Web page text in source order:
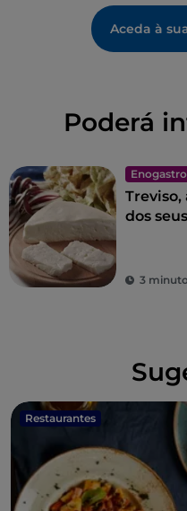
Aceda à
Poderá
Treviso,
dos
3
Restaurantes